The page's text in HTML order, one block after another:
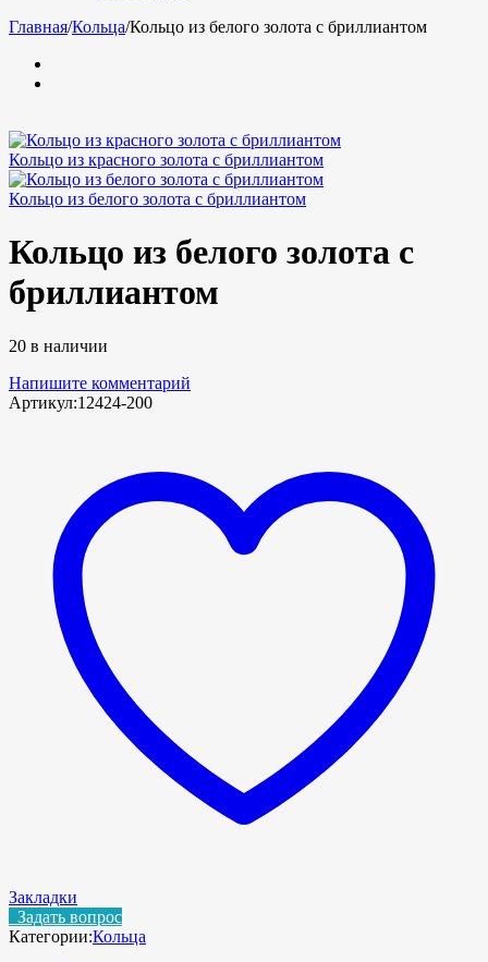
Главная/Кольца/Кольцо из белого золота с бриллиантом
Кольцо из красного золота с бриллиантом
Кольцо из белого золота с бриллиантом
Кольцо из белого золота с
бриллиантом
20 в наличии
Напишите комментарий
Артикул:12424-200
Закладки
Задать вопрос
Категории:Кольца